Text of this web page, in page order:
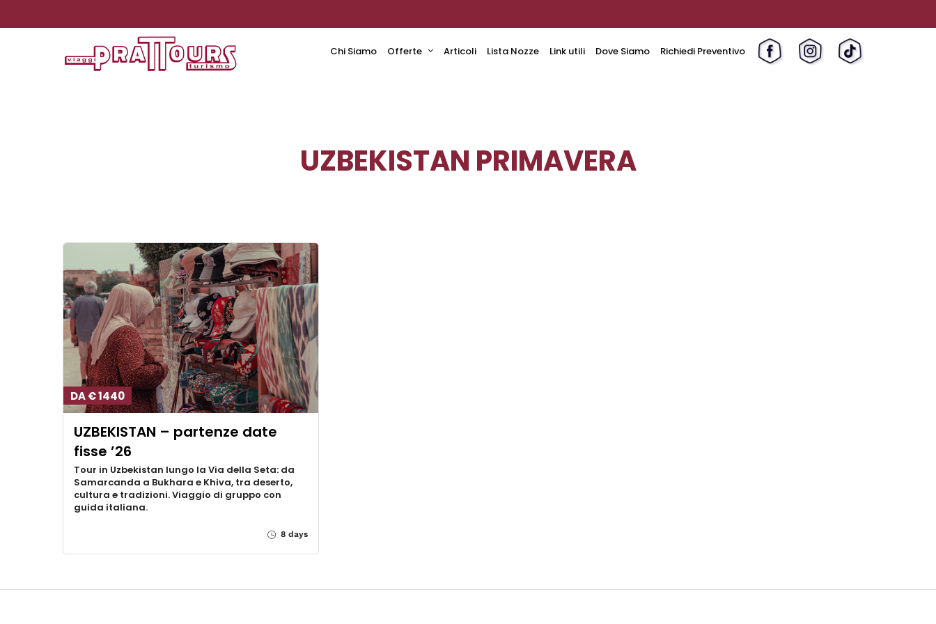
Chi Siamo Offerte Articoli Lista Nozze Link utili Dove Siamo Richiedi Preventivo
UZBEKISTAN PRIMAVERA
DA € 1440
UZBEKISTAN – partenze date
fisse ’26
Tour in Uzbekistan lungo la Via della Seta: da
Samarcanda a Bukhara e Khiva, tra deserto,
cultura e tradizioni. Viaggio di gruppo con
guida italiana.
8 days